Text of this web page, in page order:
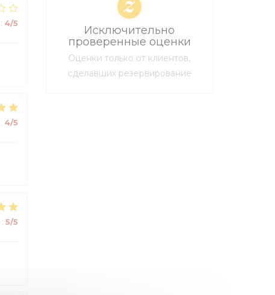
: 4/5
: 4/5
: 5/5
Исключительно
проверенные оценки
Оценки только от клиентов,
сделавших резервирование